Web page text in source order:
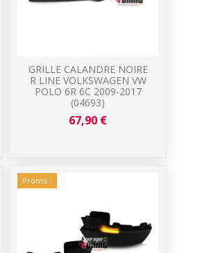
GRILLE CALANDRE NOIRE
R LINE VOLKSWAGEN VW
POLO 6R 6C 2009-2017
(04693)
67,90 €
Promo !